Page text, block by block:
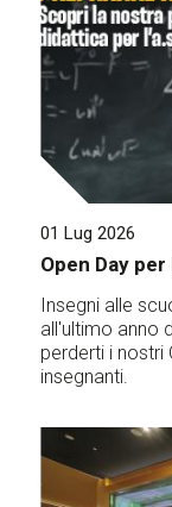
01 Lug 2026
Open Day
Insegni alle
all'ultimo anno
perderti i nostri
insegnanti.